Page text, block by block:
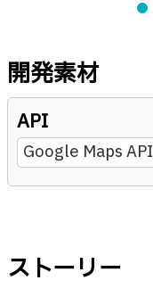
開発素材
API
Google Maps API
ストーリー